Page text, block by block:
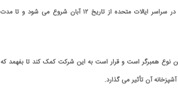
امتحان کرد." مک پلنت" در هشت رستوران در سراسر ایالات متحده از تاریخ ۱۲ آبان شروع می شود و تا مدت
نوع همبرگر است و قرار است به این شرکت کمک کند تا بفهمد که
آن تأثیر می گذارد.